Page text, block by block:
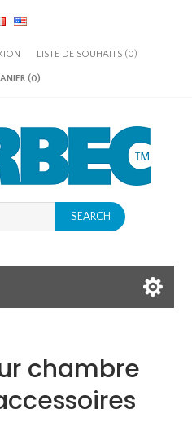
LISTE DE SOUHAITS (0)
(0)
SEARCH
chambre